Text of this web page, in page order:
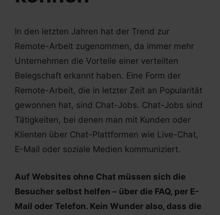
In den letzten Jahren hat der Trend zur
Remote-Arbeit zugenommen, da immer mehr
Unternehmen die Vorteile einer verteilten
Belegschaft erkannt haben. Eine Form der
Remote-Arbeit, die in letzter Zeit an Popularität
gewonnen hat, sind Chat-Jobs. Chat-Jobs sind
Tätigkeiten, bei denen man mit Kunden oder
Klienten über Chat-Plattformen wie Live-Chat,
E-Mail oder soziale Medien kommuniziert.
Auf Websites ohne Chat müssen sich die
Besucher selbst helfen – über die FAQ, per E-
Mail oder Telefon. Kein Wunder also, dass die